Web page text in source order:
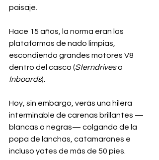
paisaje.
Hace 15 años, la norma eran las
plataformas de nado limpias,
escondiendo grandes motores V8
dentro del casco (Sterndrives o
Inboards).
Hoy, sin embargo, verás una hilera
interminable de carenas brillantes —
blancas o negras— colgando de la
popa de lanchas, catamaranes e
incluso yates de más de 50 pies.